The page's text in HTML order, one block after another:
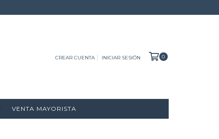
CREAR CUENTA INICIAR SESIÓN 0
VENTA MAYORISTA